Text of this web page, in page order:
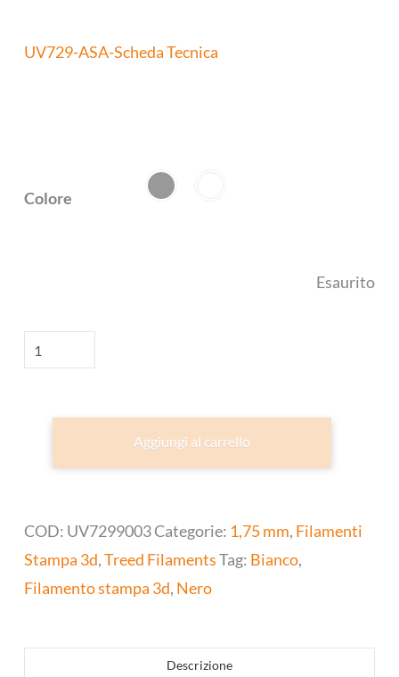
UV729-ASA-Scheda Tecnica
Colore
Esaurito
UV729
-
Aggiungi al carrello
COD: UV7299003Categorie: 1,75 mm, Filamenti
Stampa 3d,Treed FilamentsTag: Bianco,
Filamento stampa 3d, Nero
Descrizione